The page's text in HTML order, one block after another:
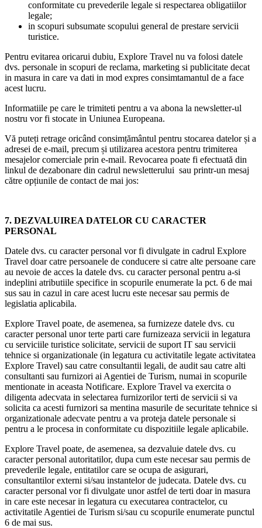
conformitate cu prevederile legale si respectarea obligatiilor
legale;
in scopuri subsumate scopului general de prestare servicii
turistice.
Pentru evitarea oricarui dubiu, Explore Travel nu va folosi datele
dvs. personale in scopuri de reclama, marketing si publicitate decat
in masura in care va dati in mod expres consimtamantul de a face
acest lucru.
Informatiile pe care le trimiteti pentru a va abona la newsletter-ul
nostru vor fi stocate in Uniunea Europeana.
Vă puteți retrage oricând consimțământul pentru stocarea datelor și a
adresei de e-mail, precum și utilizarea acestora pentru trimiterea
mesajelor comerciale prin e-mail. Revocarea poate fi efectuată din
linkul de dezabonare din cadrul newsletterului sau printr-un mesaj
către opțiunile de contact de mai jos:
7. DEZVALUIREA DATELOR CU CARACTER
PERSONAL
Datele dvs. cu caracter personal vor fi divulgate in cadrul Explore
Travel doar catre persoanele de conducere si catre alte persoane care
au nevoie de acces la datele dvs. cu caracter personal pentru a-si
indeplini atributiile specifice in scopurile enumerate la pct. 6 de mai
sus sau in cazul in care acest lucru este necesar sau permis de
legislatia aplicabila.
Explore Travel poate, de asemenea, sa furnizeze datele dvs. cu
caracter personal unor terte parti care furnizeaza servicii in legatura
cu serviciile turistice solicitate, servicii de suport IT sau servicii
tehnice si organizationale (in legatura cu activitatile legate activitatea
Explore Travel) sau catre consultantii legali, de audit sau catre alti
consultanti sau furnizori ai Agentiei de Turism, numai in scopurile
mentionate in aceasta Notificare. Explore Travel va exercita o
diligenta adecvata in selectarea furnizorilor terti de servicii si va
solicita ca acesti furnizori sa mentina masurile de securitate tehnice si
organizationale adecvate pentru a va proteja datele personale si
pentru a le procesa in conformitate cu dispozitiile legale aplicabile.
Explore Travel poate, de asemenea, sa dezvaluie datele dvs. cu
caracter personal autoritatilor, dupa cum este necesar sau permis de
prevederile legale, entitatilor care se ocupa de asigurari,
consultantilor externi si/sau instantelor de judecata. Datele dvs. cu
caracter personal vor fi divulgate unor astfel de terti doar in masura
in care este necesar in legatura cu executarea contractelor, cu
activitatile Agentiei de Turism si/sau cu scopurile enumerate punctul
6 de mai sus.